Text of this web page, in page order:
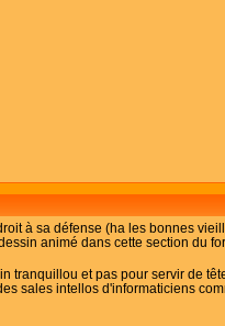
à sa défense (ha les bonnes
animé dans cette section du
tranquillou et pas pour servir de
sales intellos d'informaticiens